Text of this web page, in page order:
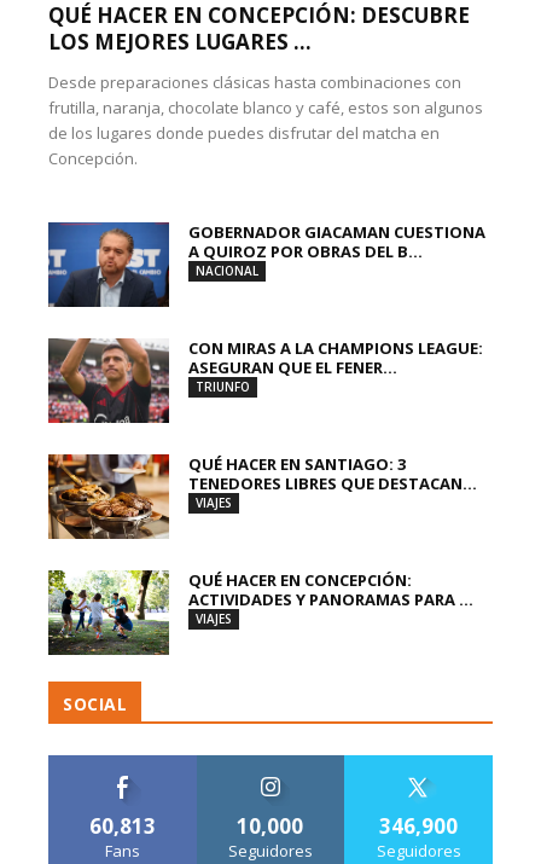
QUÉ HACER EN CONCEPCIÓN: DESCUBRE
LOS MEJORES LUGARES ...
Desde preparaciones clásicas hasta combinaciones con
frutilla, naranja, chocolate blanco y café, estos son algunos
de los lugares donde puedes disfrutar del matcha en
Concepción.
GOBERNADOR GIACAMAN CUESTIONA
A QUIROZ POR OBRAS DEL B...
NACIONAL
CON MIRAS A LA CHAMPIONS LEAGUE:
ASEGURAN QUE EL FENER...
TRIUNFO
QUÉ HACER EN SANTIAGO: 3
TENEDORES LIBRES QUE DESTACAN...
VIAJES
QUÉ HACER EN CONCEPCIÓN:
ACTIVIDADES Y PANORAMAS PARA ...
VIAJES
SOCIAL
60,813
Fans
10,000
Seguidores
346,900
Seguidores